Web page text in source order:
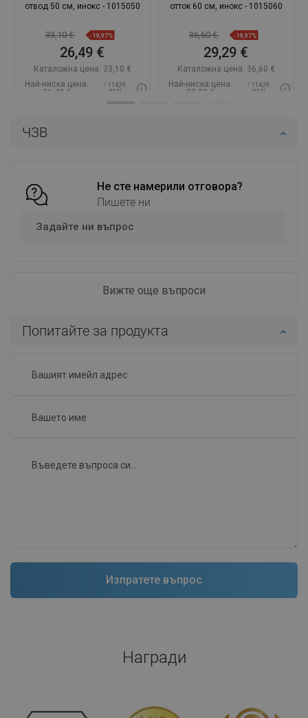
ЧЗВ
Не сте намерили отговора?
Пишете ни
Задайте ни въпрос
Вижте още въпроси
Попитайте за продукта
отвод 50 см, инокс - 1015050
33,10 € -19,97%
26,49 €
Каталожна цена: 33,10 €
Най-ниска цена:
26,49 €
/ 114,39
BGN
Добави в количката
отток 60 см, инокс - 1015060
36,60 € -19,97%
29,29 €
Каталожна цена: 36,60 €
Най-ниска цена:
29,29 €
/ 114,39
BGN
Добави в количката
Награди